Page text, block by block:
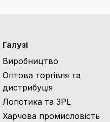
Галузі
Виробництво
Оптова торгівля та
дистрибуція
Логістика та 3PL
Харчова промисловість